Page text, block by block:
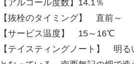
【アルコール度数】14.1％
【抜栓のタイミング】 直前～
【サービス温度】 15～16℃
【テイスティングノート】 明